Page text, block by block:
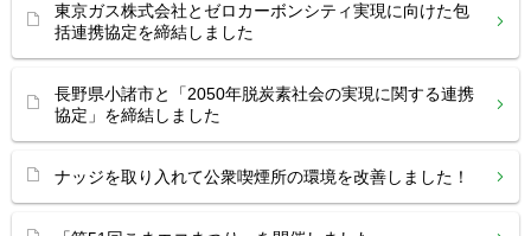
東京ガス株式会社とゼロカーボンシティ実現に向けた包
括連携協定を締結しました
長野県小諸市と「2050年脱炭素社会の実現に関する連携
協定」を締結しました
ナッジを取り入れて公衆喫煙所の環境を改善しました！